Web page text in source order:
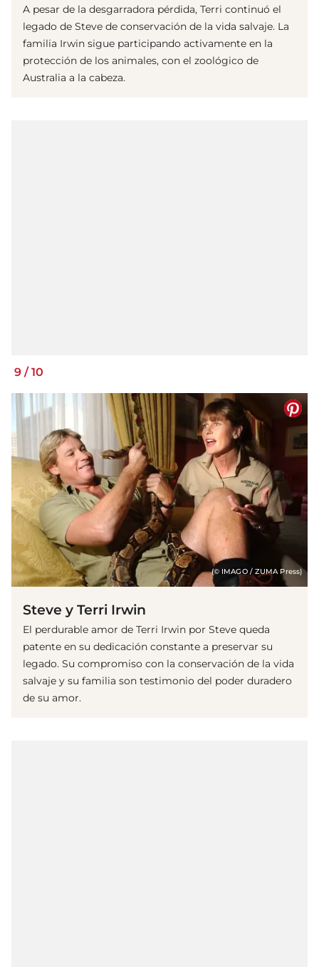
A pesar de la desgarradora pérdida, Terri continuó el
legado de Steve de conservación de la vida salvaje. La
familia Irwin sigue participando activamente en la
protección de los animales, con el zoológico de
Australia a la cabeza.
9 /10
(© IMAGO / ZUMA Press)
Steve y Terri Irwin
El perdurable amor de Terri Irwin por Steve queda
patente en su dedicación constante a preservar su
legado. Su compromiso con la conservación de la vida
salvaje y su familia son testimonio del poder duradero
de su amor.